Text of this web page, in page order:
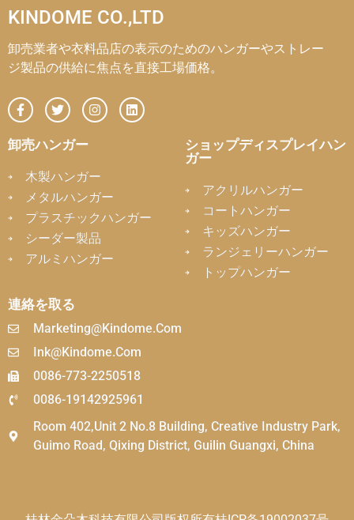
KINDOME CO.,LTD
卸売業者や衣料品店の表示のためのハンガーやストレー
ジ製品の供給に焦点を直接工場価格。
卸売ハンガー
木製ハンガー
メタルハンガー
プラスチックハンガー
シーダー製品
アルミハンガー
ショップディスプレイハン
ガー
アクリルハンガー
コートハンガー
キッズハンガー
ランジェリーハンガー
トップハンガー
連絡を取る
Marketing@kindome.com
Ink@kindome.com
0086-773-2250518
0086-19142925961
Room 402,Unit 2 No.8 Building, Creative Industry Park,
Guimo Road, Qixing District, Guilin Guangxi, China